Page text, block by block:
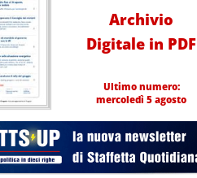
Archivio
Digitale in PDF
Ultimo numero:
mercoledì 5 agosto